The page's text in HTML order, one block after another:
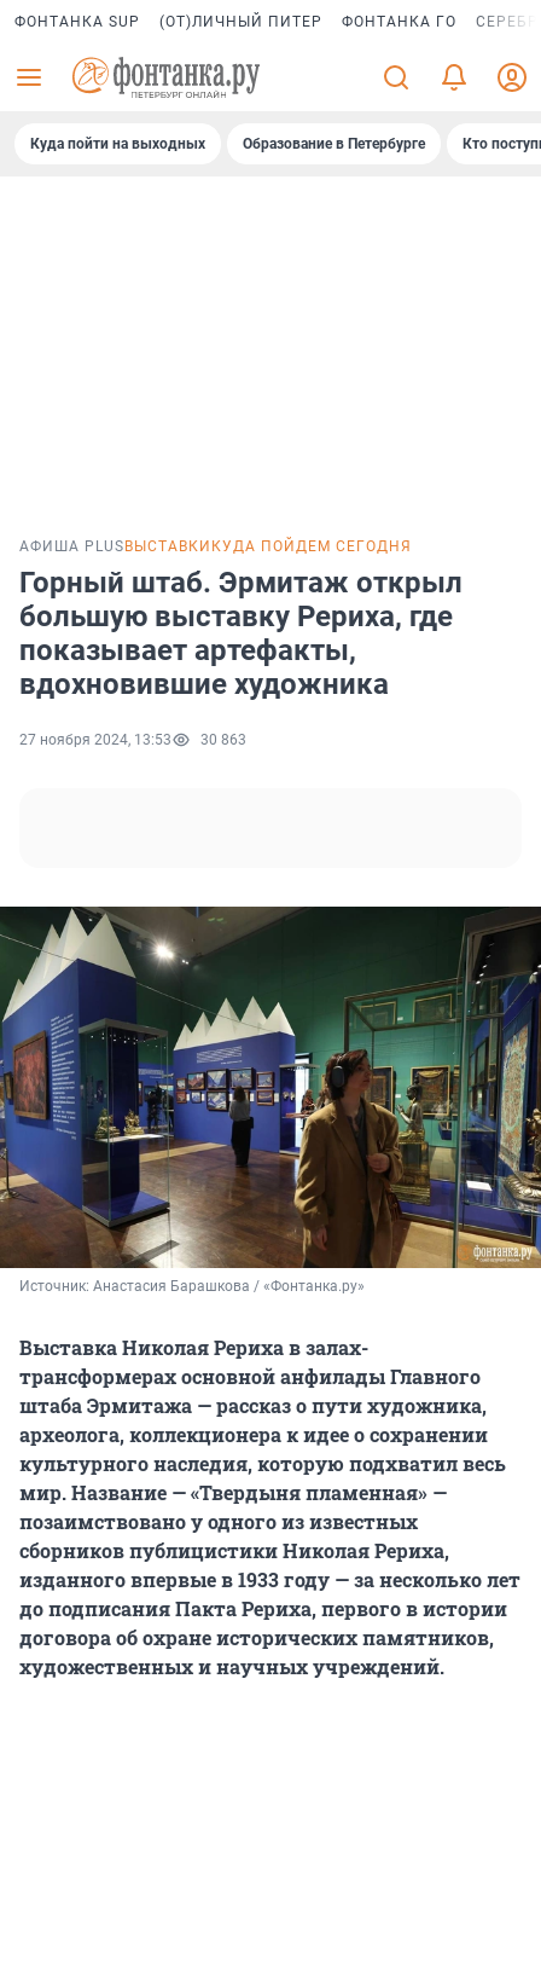
ФОНТАНКА SUP (ОТ)ЛИЧНЫЙ ПИТЕР ФОНТАНКА ГО
Куда пойти на выходных Образование в Петербурге Кто
АФИША PLUS ВЫСТАВКИ КУДА ПОЙДЕМ СЕГОДНЯ
Горный штаб. Эрмитаж открыл
большую выставку Рериха, где
показывает артефакты,
вдохновившие художника
27 ноября 2024, 13:53 30 863
Источник: Анастасия Барашкова / «Фонтанка.ру»
Выставка Николая Рериха в залах-
трансформерах основной анфилады Главного
штаба Эрмитажа — рассказ о пути художника,
археолога, коллекционера к идее о сохранении
культурного наследия, которую подхватил весь
мир. Название — «Твердыня пламенная» —
позаимствовано у одного из известных
сборников публицистики Николая Рериха,
изданного впервые в 1933 году — за несколько лет
до подписания Пакта Рериха, первого в истории
договора об охране исторических памятников,
художественных и научных учреждений.